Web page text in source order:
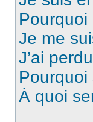
Je me
J’ai
À quoi